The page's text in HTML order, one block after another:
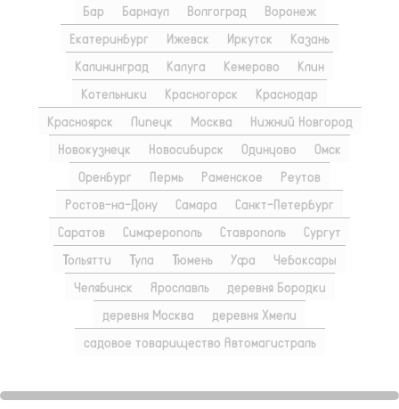
Бар Барнаул Волгоград
Воронеж
Екатеринбург
Ижевск Иркутск
Казань
Калининград
Калуга Кемерово
Клин
Котельники
Красногорск
Краснодар
Красноярск
Липецк Москва
Нижний Новгород
Новокузнецк
Новосибирск Одинцово
Омск
Оренбург
Пермь Раменское
Реутов
Ростов-на-Дону
Самара
Санкт-Петербург
Саратов
Симферополь Ставрополь
Сургут
Тольятти
Тула Тюмень Уфа
Чебоксары
Челябинск
Ярославль
деревня Бородки
деревня Москва
деревня Хмели
садовое товарищество Автомагистраль